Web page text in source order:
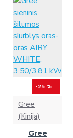
-25 %
Gree
(Kinija)
Gree